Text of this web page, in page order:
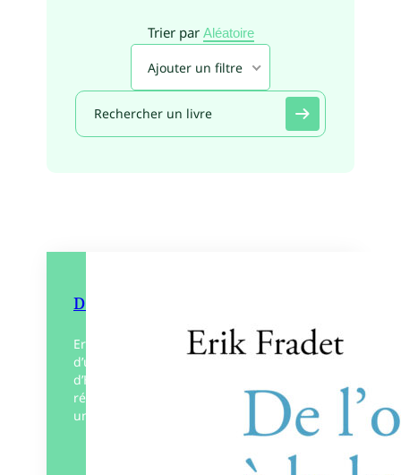
Trier par Aléatoire
Ajouter un filtre
De l’obscurité à la lumière
Erik ne devait pas survivre à sa chute lors
d’une soirée étudiante sur le campus
d’HEC. Sa renaissance miraculeuse et sa
récupération prodigieuse ont fait de lui
un…